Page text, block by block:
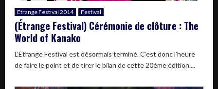
Etrange Festival 2014 Festival
(Étrange Festival) Cérémonie de clôture : The
World of Kanako
L’Étrange Festival est désormais terminé. C’est donc l’heure
de faire le point et de tirer le bilan de cette 20ème édition....